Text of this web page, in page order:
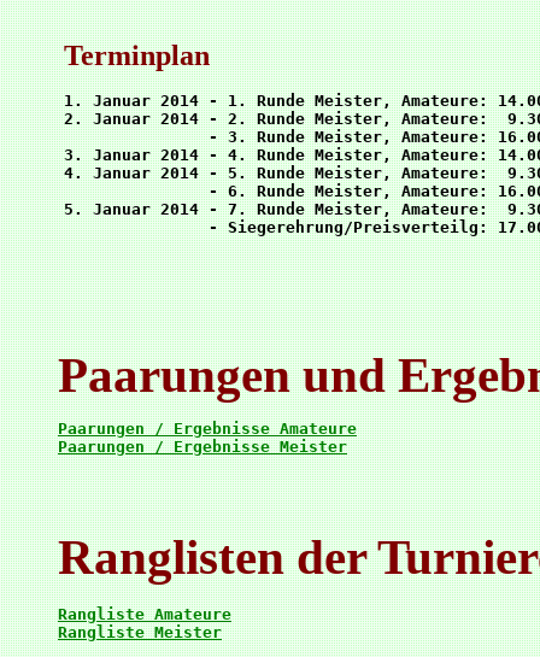
Terminplan
1. Januar 2014 - 1. Runde Meister, Amateure:
2. Januar 2014 - 2. Runde Meister, Amateure:
- 3. Runde Meister, Amateure:
3. Januar 2014 - 4. Runde Meister, Amateure:
4. Januar 2014 - 5. Runde Meister, Amateure:
- 6. Runde Meister, Amateure:
5. Januar 2014 - 7. Runde Meister, Amateure:
Paarungen und
Paarungen / Ergebnisse Amateure
Paarungen / Ergebnisse Meister
Ranglisten der
Rangliste Amateure
Rangliste Meister